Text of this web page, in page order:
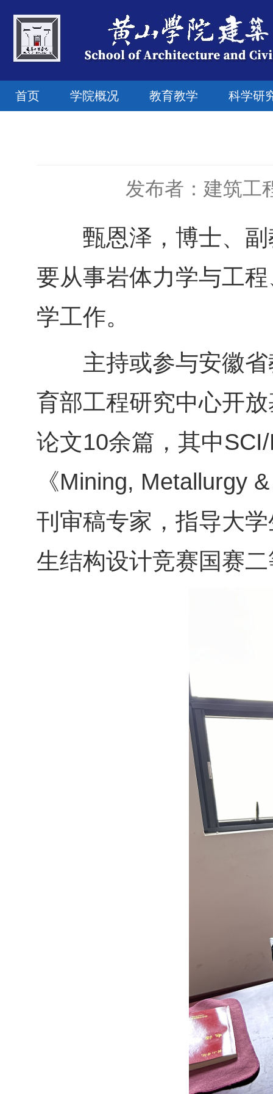
首页 学院概况 教育教学 科学研
发布者：建筑工
甄恩泽，博士、副
要从事岩体力学与工
学工作。
主持或参与安徽省
育部工程研究中心开
论文10余篇，其中
《Mining, Metallurgy
刊审稿专家，指导大
生结构设计竞赛国赛